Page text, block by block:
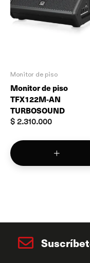
Monitor de piso
Monitor de piso
TFX122M-AN
TURBOSOUND
$ 2.310.000